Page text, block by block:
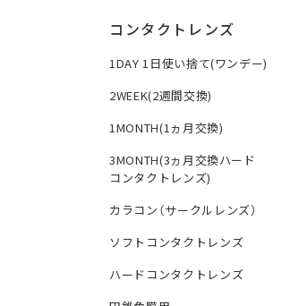
コンタクトレンズ
1DAY 1日使い捨て(ワンデー)
2WEEK(2週間交換)
1MONTH(1ヵ月交換)
3MONTH(3ヵ月交換ハード
コンタクトレンズ)
カラコン（サークルレンズ）
ソフトコンタクトレンズ
ハードコンタクトレンズ